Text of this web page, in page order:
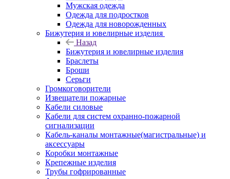
Мужская одежда
Одежда для подростков
Одежда для новорожденных
Бижутерия и ювелирные изделия
Назад
Бижутерия и ювелирные изделия
Браслеты
Броши
Серьги
Громкоговорители
Извещатели пожарные
Кабели силовые
Кабели для систем охранно-пожарной
сигнализации
Кабель-каналы монтажные(магистральные) и
аксессуары
Коробки монтажные
Крепежные изделия
Трубы гофрированные